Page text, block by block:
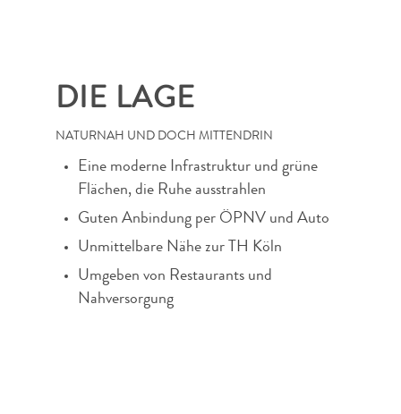
DIE LAGE
NATURNAH UND DOCH MITTENDRIN
Eine moderne Infrastruktur und grüne
Flächen, die Ruhe ausstrahlen
Guten Anbindung per ÖPNV und Auto
Unmittelbare Nähe zur TH Köln
Umgeben von Restaurants und
Nahversorgung